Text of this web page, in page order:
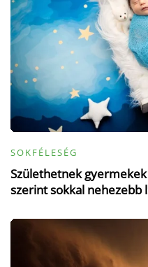
SOKFÉLESÉG
Születhetnek
szerint sokkal